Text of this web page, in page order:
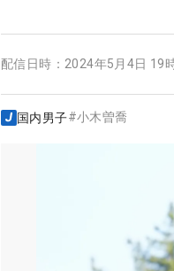
配信日時： 2024年5月4日 19
国内男子#小木曽喬